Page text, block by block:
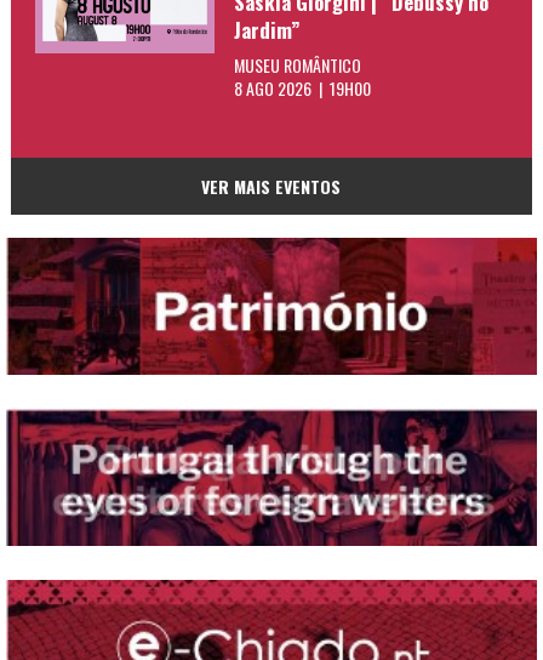
Jardim”
MUSEU ROMÂNTICO
8 AGO 2026 | 19H00
VER MAIS EVENTOS